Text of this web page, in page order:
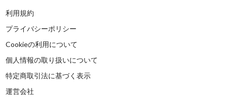
利用規約
プライバシーポリシー
Cookieの利用について
個人情報の取り扱いについて
特定商取引法に基づく表示
運営会社